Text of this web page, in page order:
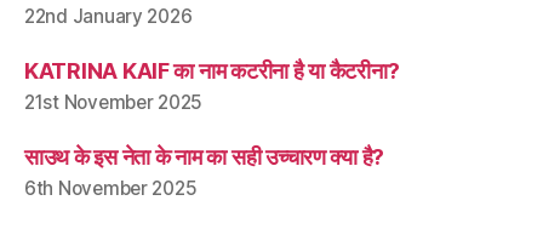
22nd January 2026
KATRINA KAIF का नाम कटरीना है या कैटरीना?
21st November 2025
साउथ के इस नेता के नाम का सही उच्चारण क्या है?
6th November 2025